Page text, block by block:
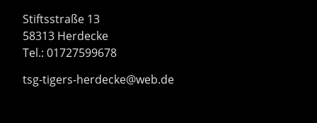
Stiftsstraße 13
58313 Herdecke
Tel.: 01727599678
tsg-tigers-herdecke@web.de